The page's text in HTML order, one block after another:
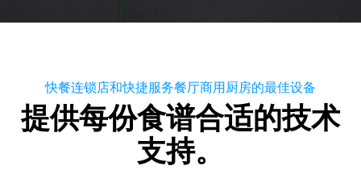
快餐连锁店和快捷服务餐厅商用厨房的最佳设备
提供每份食谱合适的技术
支持。